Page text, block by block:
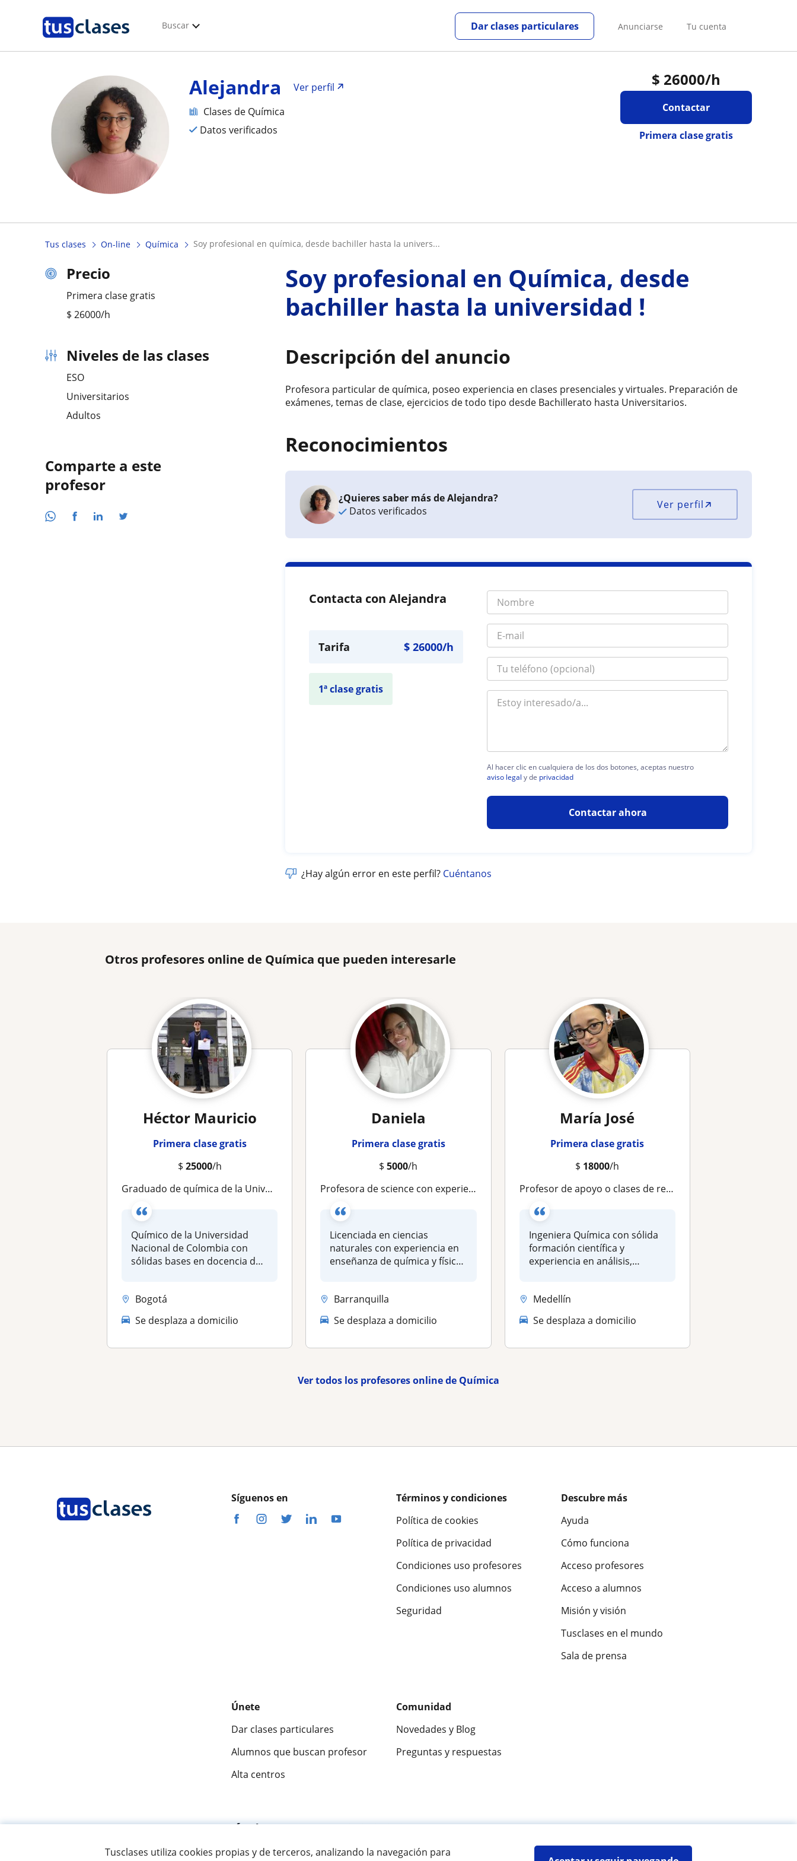
Tusclases utiliza cookies propias y de terceros, analizando la navegación para
Buscar Anunciarse Tu cuenta
Dar clases particulares
$ 26000/h
Contactar
Primera clase gratis
Alejandra
Ver perfil
Clases de Química
Datos verificados
Tus clases On-line Química soy profesional en química, desde bachiller hasta la univers...
Precio
Primera clase gratis
$ 26000/h
Niveles de las clases
ESO
Universitarios
Adultos
Comparte a este
profesor
Soy profesional en Química, desde
bachiller hasta la universidad !
Descripción del anuncio
Profesora particular de química, poseo experiencia en clases presenciales y virtuales. Preparación de
exámenes, temas de clase, ejercicios de todo tipo desde Bachillerato hasta Universitarios.
Reconocimientos
¿Quieres saber más de Alejandra?
Datos verificados
Ver perfil
Contacta con Alejandra
Tarifa $26000/h
1ª clase gratis
Al hacer clic en cualquiera de los dos botones, aceptas nuestro
aviso legal y de privacidad
Contactar ahora
¿Hay algún error en este perfil? Cuéntanos
Otros profesores online de Química que pueden interesarle
Héctor Mauricio
Primera clase gratis
$ 25000/h
Graduado de química de la Universidad Nacional de Colombia. Doy clases de cualquier área relacionada con química, matemáticas o f
Químico de la Universidad
Nacional de Colombia con
sólidas bases en docencia de
Bogotá
Se desplaza a domicilio
Daniela
Primera clase gratis
$5000/h
Profesora de science con experiencia en refuerzo educativo para distintos niveles educativos
Licenciada en ciencias
naturales con experiencia en
enseñanza de química y física
Barranquilla
Se desplaza a domicilio
María José
Primera clase gratis
$ 18000/h
Profesor de apoyo o clases de refuerzo Química Orgánica, Ciencias naturales, español, inglés para niños y jóvenes
Ingeniera Química con sólida
formación científica y
experiencia en análisis,
Medellín
Se desplaza a domicilio
Ver todos los profesores online de Química
Síguenos en
Términos y condiciones
Política de cookies
Política de privacidad
Condiciones uso profesores
Condiciones uso alumnos
Seguridad
Descubre más
Ayuda
Cómo funciona
Acceso profesores
Acceso a alumnos
Misión y visión
Tusclases en el mundo
Sala de prensa
Únete
Dar clases particulares
Alumnos que buscan profesor
Alta centros
Comunidad
Novedades y Blog
Preguntas y respuestas
Fantástica 9,5/10 ★★★★★